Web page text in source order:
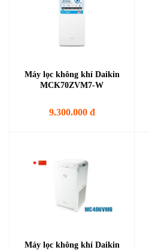
Máy lọc không khí Daikin
MCK70ZVM7-W
9.300.000 đ
Máy lọc không khí Daikin